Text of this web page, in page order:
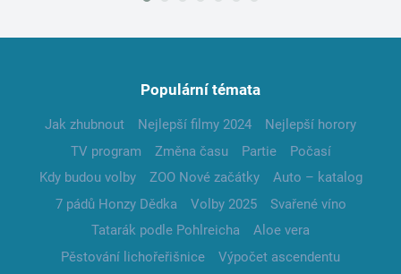
Populární témata
Jak zhubnout Nejlepší filmy 2024
Nejlepší horory
TV program
Změna času Partie
Počasí
Kdy budou volby
ZOO Nové začátky
Auto – katalog
7 pádů Honzy Dědka
Volby 2025
Svařené víno
Tatarák podle Pohlreicha
Aloe vera
Pěstování lichořeřišnice
Výpočet ascendentu